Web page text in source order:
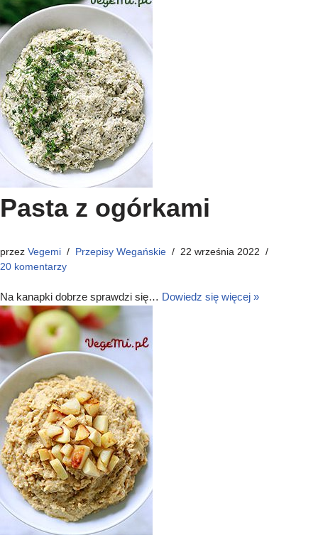
Pasta z ogórkami
przez Vegemi Przepisy Wegańskie
22 września 2022
20 komentarzy
Na kanapki dobrze sprawdzi się… Dowiedz się więcej »